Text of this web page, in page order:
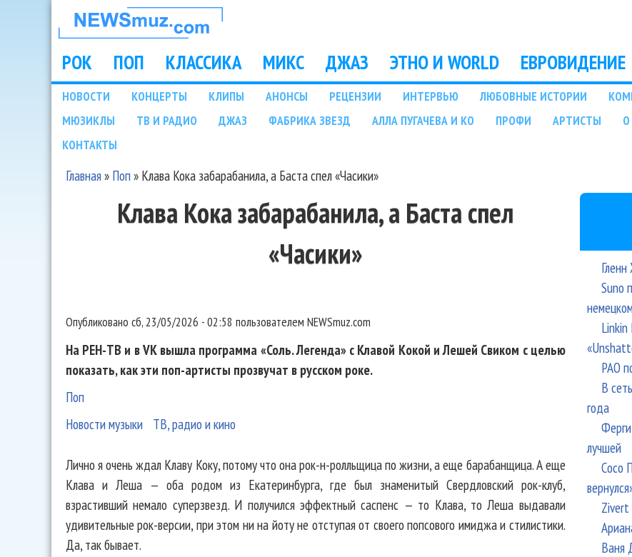
НОВОСТИ
МУЗЫКИ И
ШОУ БИЗНЕСА
NEWSMUZ.COM
Main menu
РОК ПОП КЛАССИКА МИКС ДЖАЗ ЭТНО И WORLD ЕВРОВИДЕНИЕ
Подразделы
НОВОСТИ КОНЦЕРТЫ КЛИПЫ АНОНСЫ РЕЦЕНЗИИ ИНТЕРВЬЮ ЛЮБОВНЫЕ ИСТОРИИ
МЮЗИКЛЫ
ТВ И РАДИО ДЖАЗ ФАБРИКА ЗВЕЗД АЛЛА ПУГАЧЕВА И КО ПРОФИ АРТИСТЫ
КОНТАКТЫ
Главная» Поп» Клава Кока забарабанила, а Баста спел «Часики»
Клава Кока забарабанила, а Баста спел
«Часики»
Опубликовано сб, 23/05/2026 - 02:58 пользователем NEWSmuz.com
На РЕН-ТВ и в VK вышла программа «Соль. Легенда» с Клавой Кокой и Лешей Свиком с целью
показать, как эти поп-артисты прозвучат в русском роке.
Поп
Новости музыки ТВ, радио и кино
Лично я очень ждал Клаву Коку, потому что она рок-н-ролльщица по жизни, а еще барабанщица. А еще
Клава и Леша — оба родом из Екатеринбурга, где был знаменитый Свердловский рок-клуб,
взрастивший немало суперзвезд. И получился эффектный саспенс — то Клава, то Леша выдавали
удивительные рок-версии, при этом ни на йоту не отступая от своего попсового имиджа и стилистики.
Да, так бывает.
Suno
Linkin
РАО
В
года
лучшей
Сосо
Zivert
Ваня